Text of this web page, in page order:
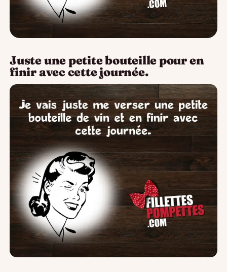
Juste une petite bouteille pour en
finir avec cette journée.